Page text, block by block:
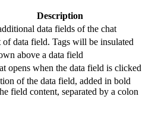
Description
data fields of the chat
of data field. Tags will be insulated
above a data field
opens when the data field is clicked
of the data field, added in bold
field content, separated by a colon